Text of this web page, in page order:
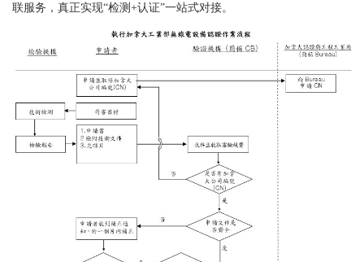
联服务，真正实现“检测+认证”一站式对接。